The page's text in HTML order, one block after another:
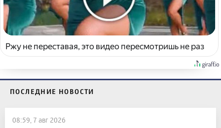
Ржу не переставая, это видео пересмотришь не раз
ПОСЛЕДНИЕ НОВОСТИ
08:59, 7 авг 2026